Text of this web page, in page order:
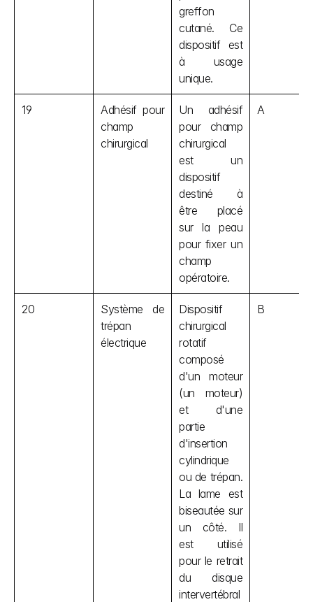
greffon
cutané. Ce
dispositif est
à usage
unique.
19
Adhésif pour
champ
chirurgical
Un adhésif
pour champ
chirurgical
est un
dispositif
destiné à
être placé
sur la peau
pour fixer un
champ
opératoire.
A
20
Système de
trépan
électrique
Dispositif
chirurgical
rotatif
composé
d'un moteur
(un moteur)
et d'une
partie
d'insertion
cylindrique
ou de trépan.
La lame est
biseautée sur
un côté. Il
est utilisé
pour le retrait
du disque
intervertébral
B